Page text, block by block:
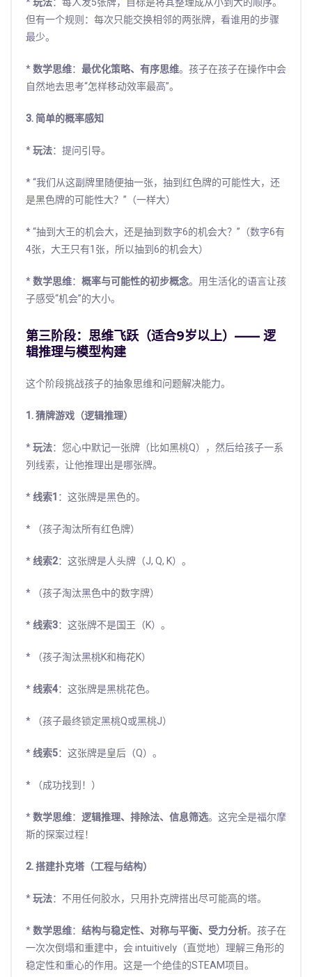
但有一个规则：每次只能交换相邻的两张牌，看谁用的步骤
最少。
*数学思维： 最优化策略、有序思维。孩子在孩子在操作中会
自然地去思考“怎样移动效率最高”。
3. 简单的概率感知
*玩法：提问引导。
* “我们从这副牌里随便抽一张，抽到红色牌的可能性大，还
是黑色牌的可能性大？”（一样大）
* “抽到大王的机会大，还是抽到数字6的机会大？”（数字6有
4张，大王只有1张，所以抽到6的机会大）
*数学思维： 概率与可能性的初步概念。用生活化的语言让孩
子感受“机会”的大小。
第三阶段：思维飞跃（适合9岁以上）—— 逻
辑推理与模型构建
这个阶段挑战孩子的抽象思维和问题解决能力。
1. 猜牌游戏（逻辑推理）
*玩法：您心中默记一张牌（比如黑桃Q），然后给孩子一系
列线索，让他推理出是哪张牌。
*线索1：这张牌是黑色的。
* （孩子淘汰所有红色牌）
*线索2：这张牌是人头牌（J, Q, K）。
* （孩子淘汰黑色中的数字牌）
*线索3：这张牌不是国王（K）。
* （孩子淘汰黑桃K和梅花K）
*线索4：这张牌是黑桃花色。
* （孩子最终锁定黑桃Q或黑桃J）
*线索5：这张牌是皇后（Q）。
* （成功找到！）
*数学思维： 逻辑推理、排除法、信息筛选。这完全是福尔摩
斯的探案过程！
2. 搭建扑克塔（工程与结构）
*玩法：不用任何胶水，只用扑克牌搭出尽可能高的塔。
*数学思维： 结构与稳定性、对称与平衡、受力分析。孩子在
一次次倒塌和重建中，会 intuitively（直觉地）理解三角形的
稳定性和重心的作用。这是一个绝佳的STEAM项目。